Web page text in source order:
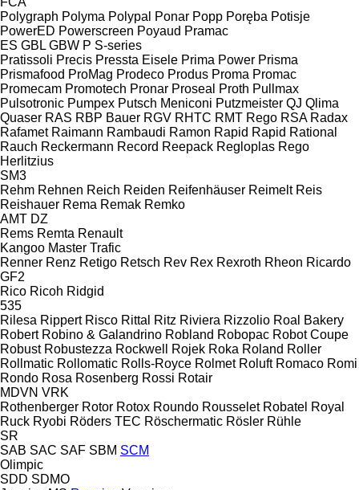
Polygraph Polyma Polypal Ponar Popp Poręba Potisje
PowerED Powerscreen Poyaud Pramac
ES GBL GBW P S-series
Pratissoli Precis Pressta Eisele Prima Power Prisma
Prismafood ProMag Prodeco Produs Proma Promac
Promecam Promotech Pronar Proseal Proth Pullmax
Pulsotronic Pumpex Putsch Meniconi Putzmeister QJ Qlima
Quaser RAS RBP Bauer RGV RHTC RMT Rego RSA Radax
Rafamet Raimann Rambaudi Ramon Rapid Rapid Rational
Rauch Reckermann Record Reepack Regloplas Rego
Herlitzius
SM3
Rehm Rehnen Reich Reiden Reifenhäuser Reimelt Reis
Reishauer Rema Remak Remko
AMT DZ
Rems Remta Renault
Kangoo Master Trafic
Renner Renz Retigo Retsch Rev Rex Rexroth Rheon Ricardo
GF2
Rico Ricoh Ridgid
535
Rilesa Rippert Risco Rittal Ritz Riviera Rizzolio Roal Bakery
Robert Robino & Galandrino Robland Robopac Robot Coupe
Robust Robustezza Rockwell Rojek Roka Roland Roller
Rollmatic Rollomatic Rolls-Royce Rolmet Roluft Romaco Romi
Rondo Rosa Rosenberg Rossi Rotair
MDVN VRK
Rothenberger Rotor Rotox Roundo Rousselet Robatel Royal
Ruck Ryobi Röders TEC Röschermatic Rösler Rühle
SR
SAB SAC SAF SBM SCM
Olimpic
SDD SDMO